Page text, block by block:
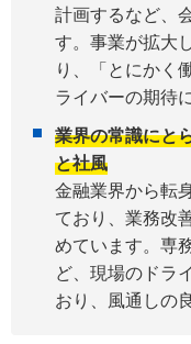
計画するなど、
す。事業が拡大
り、「とにかく
ライバーの期待
業界の常識にと
と社風
金融業界から転
ており、業務改
めています。専
ど、現場のドラ
おり、風通しの